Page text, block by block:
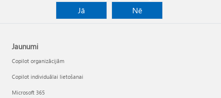
Jā
Nē
Jaunumi
Copilot organizācijām
Copilot individuālai lietošanai
Microsoft 365